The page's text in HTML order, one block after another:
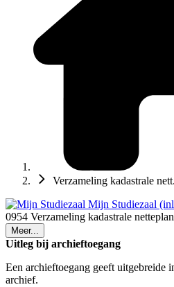
Verzameling kadastrale
Mijn Studiezaal
0954 Verzameling kadastrale
Meer...
Uitleg bij archieftoegang
Een archieftoegang geeft uitgebreide
archief.